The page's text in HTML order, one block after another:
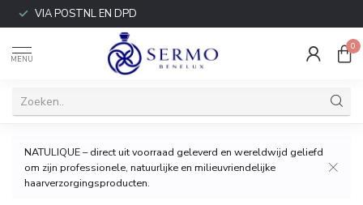
VIA POSTNL EN DPD
MENU
0
NATULIQUE – direct uit voorraad geleverd en wereldwijd geliefd
om zijn professionele, natuurlijke en milieuvriendelijke
haarverzorgingsproducten.